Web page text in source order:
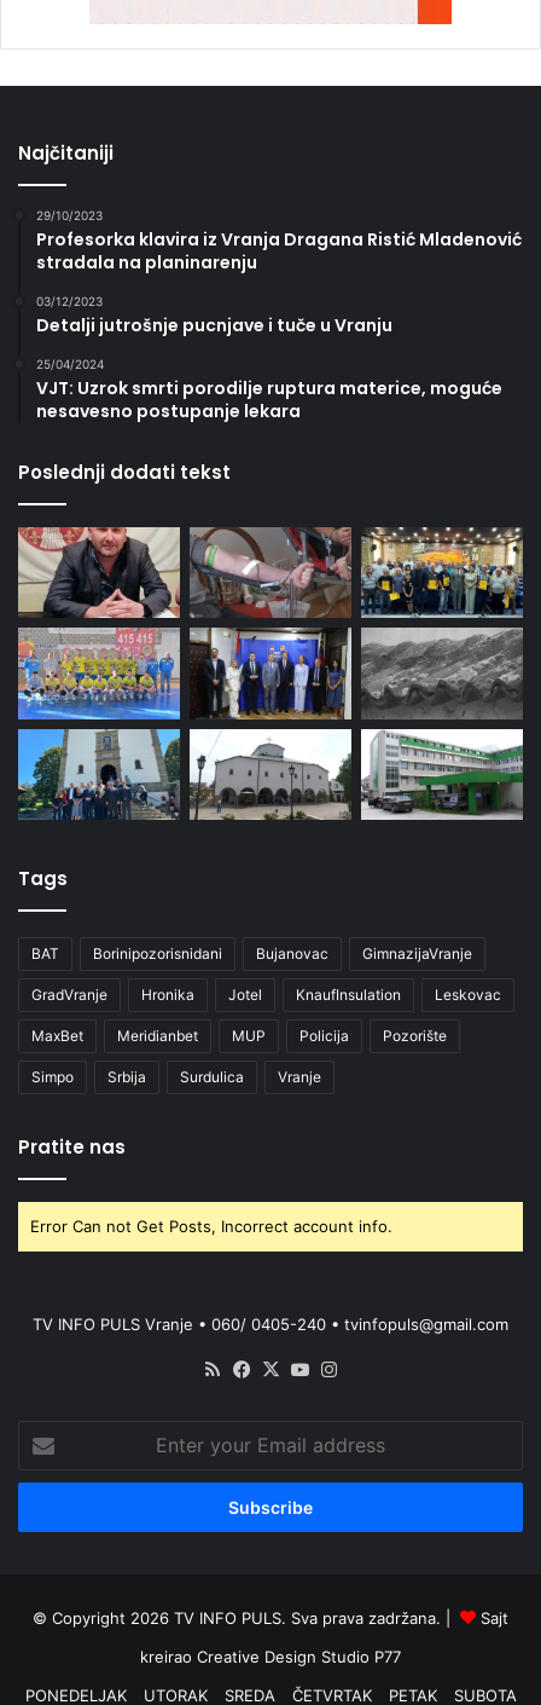
Najčitaniji
29/10/2023
Profesorka klavira iz Vranja Dragana Ristić Mladenović
stradala na planinarenju
03/12/2023
Detalji jutrošnje pucnjave i tuče u Vranju
25/04/2024
VJT: Uzrok smrti porodilje ruptura materice, moguće
nesavesno postupanje lekara
Poslednji dodati tekst
Tags
BAT Borinipozorisnidani Bujanovac GimnazijaVranje
GradVranje Hronika Jotel KnaufInsulation Leskovac
MaxBet Meridianbet MUP Policija Pozorište
Simpo Srbija Surdulica Vranje
Pratite nas
Error Can not Get Posts, Incorrect account info.
TV INFO PULS Vranje • 060/ 0405-240 • tvinfopuls@gmail.com
RSS Facebook
X YouTube
your
Email
© Copyright 2026 TV INFO PULS. Sva prava zadržana. |
Sajt
kreirao Creative Design Studio P77
PONEDELJAK
UTORAK SREDA ČETVRTAK PETAK SUBOTA